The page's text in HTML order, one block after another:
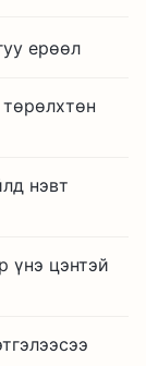
ерөөл
нэвт
үнэ цэнтэй